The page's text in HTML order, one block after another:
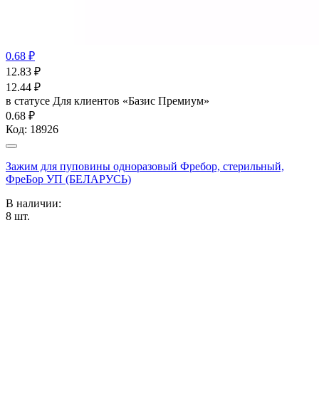
0.68 ₽
12.83 ₽
12.44 ₽
в статусе Для клиентов «Базис Премиум»
0.68 ₽
Код: 18926
Зажим для пуповины одноразовый Фребор, стерильный,
ФреБор УП (БЕЛАРУСЬ)
В наличии:
8 шт.